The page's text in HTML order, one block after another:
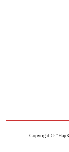
Copyright ©